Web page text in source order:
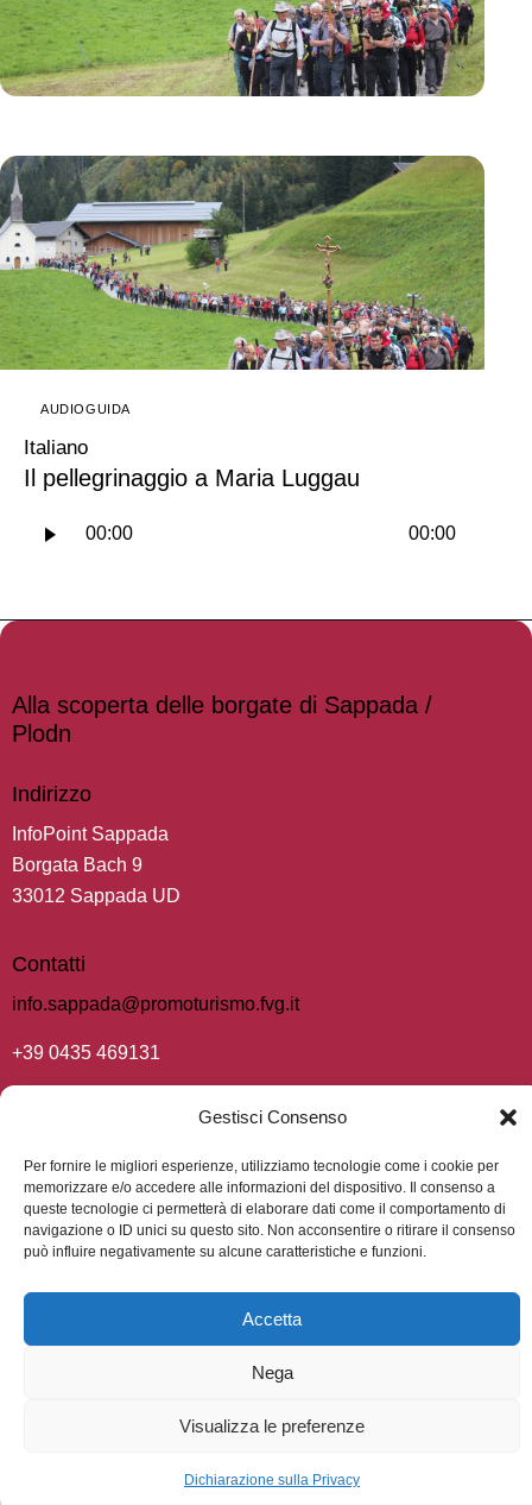
Gestisci Consenso
Per fornire le migliori esperienze, utilizziamo tecnologie come i cookie per
memorizzare e/o accedere alle informazioni del dispositivo. Il consenso a
queste tecnologie ci permetterà di elaborare dati come il comportamento di
navigazione o ID unici su questo sito. Non acconsentire o ritirare il consenso
può influire negativamente su alcune caratteristiche e funzioni.
Accetta
Nega
Visualizza le preferenze
Dichiarazione sulla Privacy
AUDIOGUIDA
Italiano
Il pellegrinaggio a Maria Luggau
00:00 00:00
Alla scoperta delle borgate di Sappada /
Plodn
Indirizzo
InfoPoint Sappada
Borgata Bach 9
33012 Sappada UD
Contatti
info.sappada@promoturismo.fvg.it
+39 0435 469131
Progetto 2025 “Implementazione di audio sui tratti
caratterizzanti della Comunità di Sappada-Plodn”
e progetto 2022 – 2023 “Realizzazione di audio-video sui
tratti caratterizzanti della Comunità di Sappada-Plodn”.
tedesca attraverso il bilinguismo visivo
art.10, c.14).